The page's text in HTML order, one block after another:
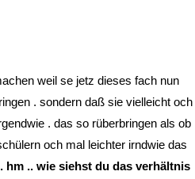
weil se jetz dieses fach nun
. sondern daß sie vielleicht och
. das so rüberbringen als ob
och mal leichter irndwie das
hm .. wie siehst du das verhältnis